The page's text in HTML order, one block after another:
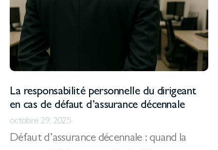
La responsabilité personnelle du dirigeant
en cas de défaut d’assurance décennale
octobre 29, 2025
Défaut d’assurance décennale : quand la